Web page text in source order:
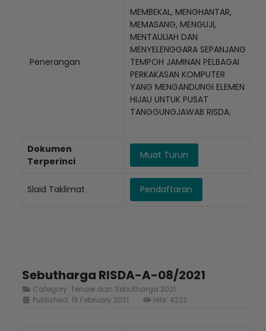
Penerangan
MEMBEKAL, MENGHANTAR,
MEMASANG, MENGUJI,
MENTAULIAH DAN
MENYELENGGARA SEPANJANG
TEMPOH JAMINAN PELBAGAI
PERKAKASAN KOMPUTER
YANG MENGANDUNGI ELEMEN
HIJAU UNTUK PUSAT
TANGGUNGJAWAB RISDA.
Dokumen
Terperinci
Muat Turun
Slaid Taklimat Pendaftaran
Sebutharga RISDA-A-08/2021
Category: Tender dan Sebutharga 2021
Published: 19 February 2021
Hits: 4222